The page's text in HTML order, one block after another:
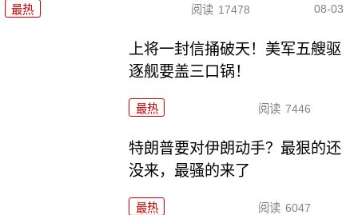
最热 阅读 17478 08-03
上将一封信捅破天！美军五艘驱
逐舰要盖三口锅！
最热 阅读 7446
特朗普要对伊朗动手？最狠的还
没来，最骚的来了
最热 阅读 6047